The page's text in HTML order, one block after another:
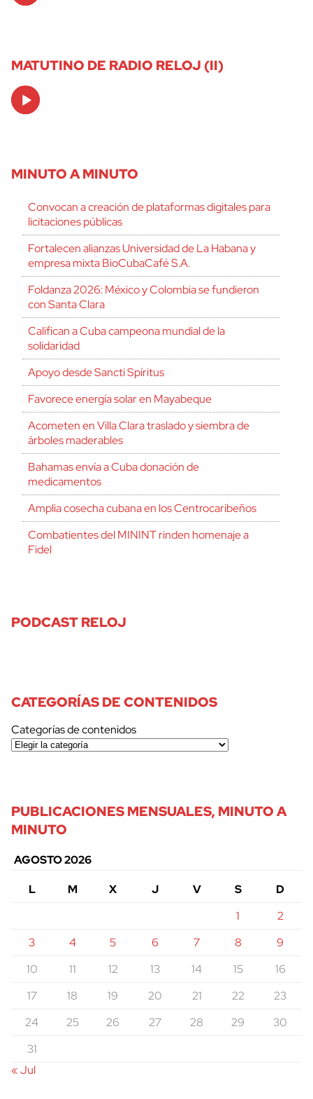
MATUTINO DE RADIO RELOJ (II)
Audio
Player
MINUTO A MINUTO
Convocan a creación de plataformas digitales para
licitaciones públicas
Fortalecen alianzas Universidad de La Habana y
empresa mixta BioCubaCafé S.A.
Foldanza 2026: México y Colombia se fundieron
con Santa Clara
Califican a Cuba campeona mundial de la
solidaridad
Apoyo desde Sancti Spíritus
Favorece energía solar en Mayabeque
Acometen en Villa Clara traslado y siembra de
árboles maderables
Bahamas envía a Cuba donación de
medicamentos
Amplia cosecha cubana en los Centrocaribeños
Combatientes del MININT rinden homenaje a
Fidel
PODCAST RELOJ
CATEGORÍAS DE CONTENIDOS
Categorías de contenidos
PUBLICACIONES MENSUALES, MINUTO A
MINUTO
AGOSTO 2026
L
M X J V S
D
1
2
3
4 5 6 7 8
9
10
11 12 13 14 15
16
17
18 19 20 21 22
23
24
25 26 27 28 29
30
31
« Jul